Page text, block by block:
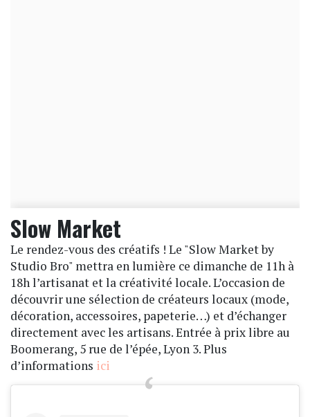
Slow Market
Le rendez-vous des créatifs ! Le "Slow Market by
Studio Bro" mettra en lumière ce dimanche de 11h à
18h l’artisanat et la créativité locale. L’occasion de
découvrir une sélection de créateurs locaux (mode,
décoration, accessoires, papeterie…) et d’échanger
directement avec les artisans. Entrée à prix libre au
Boomerang, 5 rue de l’épée, Lyon 3. Plus
d’informations ici